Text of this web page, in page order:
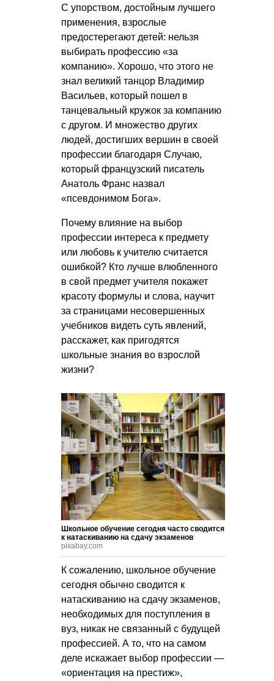
С упорством, достойным лучшего
применения, взрослые
предостерегают детей: нельзя
выбирать профессию «за
компанию». Хорошо, что этого не
знал великий танцор Владимир
Васильев, который пошел в
танцевальный кружок за компанию
с другом. И множество других
людей, достигших вершин в своей
профессии благодаря Случаю,
который французский писатель
Анатоль Франс назвал
«псевдонимом Бога».
Почему влияние на выбор
профессии интереса к предмету
или любовь к учителю считается
ошибкой? Кто лучше влюбленного
в свой предмет учителя покажет
красоту формулы и слова, научит
за страницами несовершенных
учебников видеть суть явлений,
расскажет, как пригодятся
школьные знания во взрослой
жизни?
Школьное обучение сегодня часто сводится
к натаскиванию на сдачу экзаменов
pixabay.com
К сожалению, школьное обучение
сегодня обычно сводится к
натаскиванию на сдачу экзаменов,
необходимых для поступления в
вуз, никак не связанный с будущей
профессией. А то, что на самом
деле искажает выбор профессии —
«ориентация на престиж»,